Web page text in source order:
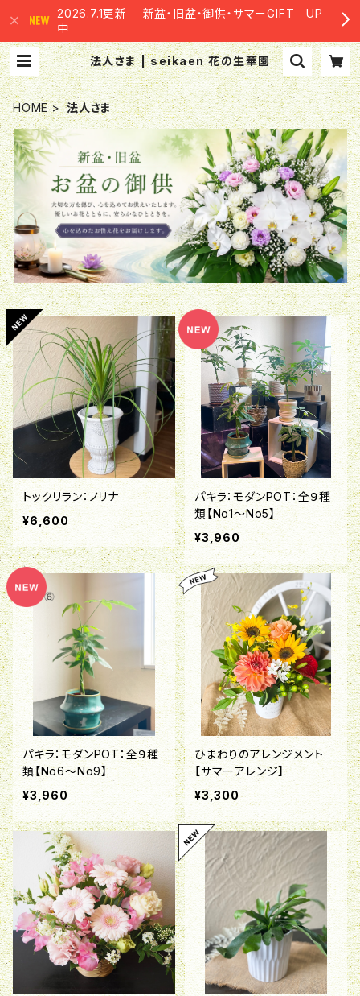
2026.7.1更新 新盆・旧盆・御供・サマーGIFT UP
中
法人さま | seikaen 花の生華園
HOME 法人さま
トックリラン：ノリナ
¥6,600
パキラ：モダンPOT：全９種
類【No1～No5】
¥3,960
パキラ：モダンPOT：全９種
類【No6～No9】
¥3,960
ひまわりのアレンジメント
【サマーアレンジ】
¥3,300